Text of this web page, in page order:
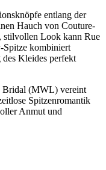
entlang der
Hauch von Couture-
stilvollen Look kann Rue
Spitze kombiniert
des Kleides perfekt
Bridal (MWL) vereint
Spitzenromantik
Anmut und